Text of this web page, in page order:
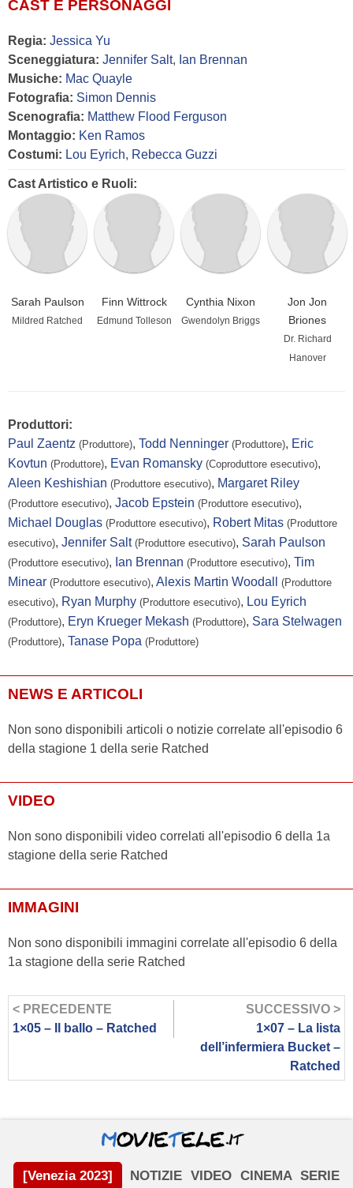
CAST E PERSONAGGI
Regia: Jessica Yu
Sceneggiatura: Jennifer Salt, Ian Brennan
Musiche: Mac Quayle
Fotografia: Simon Dennis
Scenografia: Matthew Flood Ferguson
Montaggio: Ken Ramos
Costumi: Lou Eyrich, Rebecca Guzzi
Cast Artistico e Ruoli:
Sarah Paulson
Mildred Ratched
Finn Wittrock
Edmund Tolleson
Cynthia Nixon
Gwendolyn Briggs
Jon Jon
Briones
Dr. Richard
Hanover
Produttori:
Paul Zaentz (Produttore), Todd Nenninger (Produttore), Eric
Kovtun (Produttore), Evan Romansky (Coproduttore esecutivo),
Aleen Keshishian (Produttore esecutivo), Margaret Riley
(Produttore esecutivo), Jacob Epstein (Produttore esecutivo),
Michael Douglas (Produttore esecutivo), Robert Mitas (Produttore
esecutivo), Jennifer Salt (Produttore esecutivo), Sarah Paulson
(Produttore esecutivo), Ian Brennan (Produttore esecutivo), Tim
Minear (Produttore esecutivo), Alexis Martin Woodall
(Produttore
esecutivo), Ryan Murphy (Produttore esecutivo), Lou Eyrich
(Produttore), Eryn Krueger Mekash (Produttore), Sara Stelwagen
(Produttore), Tanase Popa (Produttore)
NEWS E ARTICOLI
Non sono disponibili articoli o notizie correlate all'episodio 6
della stagione 1 della serie Ratched
VIDEO
Non sono disponibili video correlati all'episodio 6 della 1a
stagione della serie Ratched
IMMAGINI
Non sono disponibili immagini correlate all'episodio 6 della
1a stagione della serie Ratched
< PRECEDENTE
1×05 – Il ballo – Ratched
SUCCESSIVO >
1×07 – La lista
dell’infermiera Bucket –
Ratched
[Venezia 2023] NOTIZIE VIDEO CINEMA SERIE